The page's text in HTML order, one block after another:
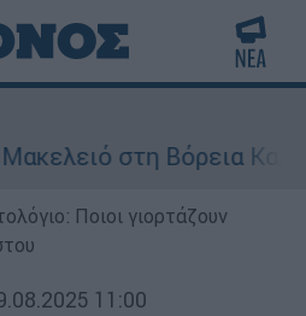
στη Βόρεια
Ποιοι γιορτάζουν
11:00